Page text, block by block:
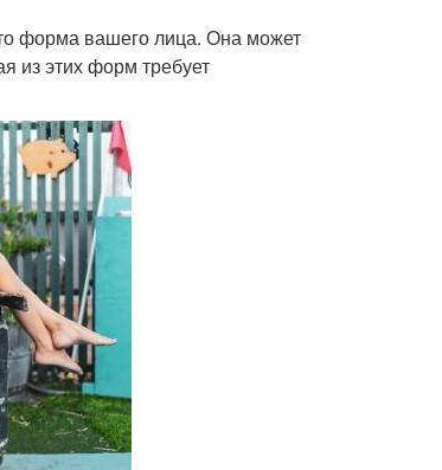
форма вашего лица. Она может
из этих форм требует